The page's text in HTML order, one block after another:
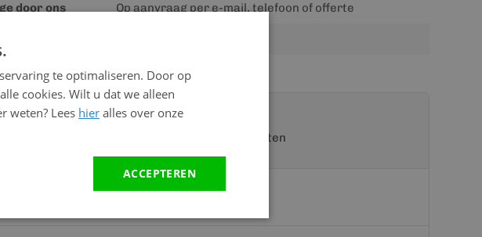
door ons Op aanvraag per e-mail, telefoon of offerte
Advies nodig?
Neem contact op met een van onze specialisten
bereikbaar
te optimaliseren. Door op
cookies. Wilt u dat we alleen
weten? Lees hier alles over onze
ACCEPTEREN